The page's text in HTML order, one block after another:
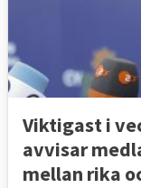
Viktigast i
avvisar
mellan rika